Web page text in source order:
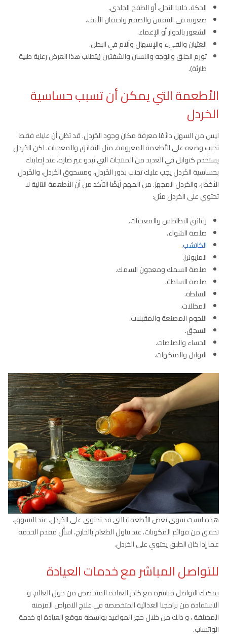
الحكة، خلايا النحل، أو الطفح الجلدي.
صعوبة في التنفس والصفير واحتقان الأنف.
الشعور بالدوار أو الإغماء.
الغثيان والقيء والإسهال وآلام في البطن.
تورم الحلق والوجه واللسان والشفتين (يتطلب هذا العرض رعاية طبية
طارئة).
الأطعمة التي يمكن أن تسبب حساسية
الخردل
ليس من السهل دائمًا معرفة مكان وجود الخَردل. قد تظن أن عليك فقط
تجنب وضعه على الأطعمة المعروفة، مثل النقانق والمعجنات. لكن الخَردل
يستخدم كتوابل في العديد من المنتجات التي تبدو غير ضارة. عند إصابتك
بحساسية الخَردل يجب عليك تجنب بذور الخَردل، ومسحوق الخَردل، والخَردل
الأخضر، والخَردل المجهز. من المهم أيضًا التأكد من أن الأطعمة التالية لا
تحتوي على الخردل مثل:
رقائق البطاطس والمعجنات.
صلصة الشواء.
الكاتشب.
المايونيز.
صلصة السمك ومعجون السمك.
صلصة السلطة.
السلطة.
المخللات.
اللحوم المصنعة والمقبلات.
السجق.
الحساء والصلصات.
التوابل والمنكهات.
هذه ليست سوى بعض الأطعمة التي قد تحتوي على الخَردل. عند التسوق،
تحقق من قوائم المكونات. عند تناول الطعام بالخارج، اسأل مقدم الخدمة
عما إذا كان الطبق يحتوي على الخردل.
للتواصل المباشر مع خدمات العيادة
يمكنك التواصل مباشرة مع كادر العيادة المتخصص من حول العالم. و
الاستفادة من برامجنا الغذائية المتخصصة في علاج الامراض المزمنة
المختلفة ، و ذلك من خلال حجز المواعيد بواسطة موقع العيادة او خدمة
الواتساب.